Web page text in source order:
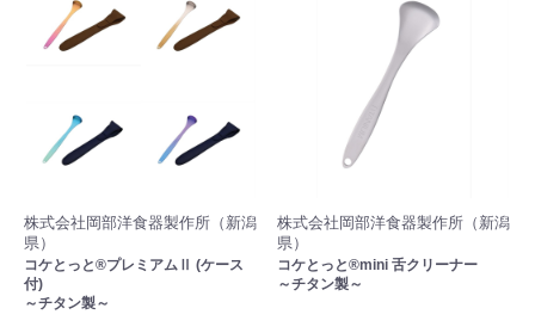
株式会社岡部洋食器製作所（新潟
県）
コケとっと®プレミアムⅡ (ケース
付)
～チタン製～
株式会社岡部洋食器製作所（新潟
県）
コケとっと®mini 舌クリーナー
～チタン製～